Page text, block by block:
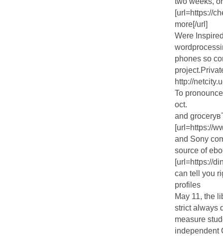
[url=https://
more[/url]
Were
phones so
http://
To
oct.
and
[url=https://
and Sony
source of
[url=https://
can tell you
profiles
May 11, the
strict always
measure
independent